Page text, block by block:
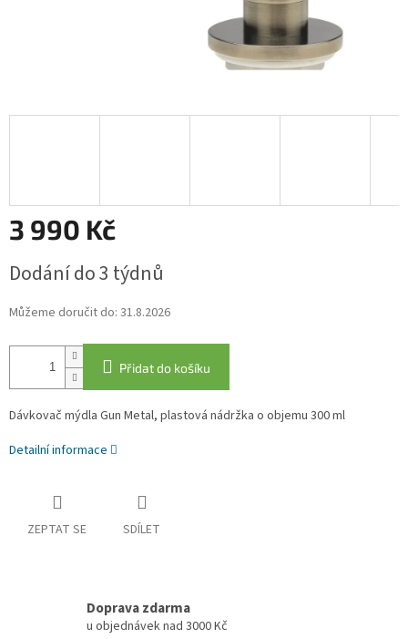
3 990 Kč
cena:
Dodání do 3 týdnů
Můžeme doručit do: 31.8.2026
Přidat do košíku
Dávkovač mýdla Gun Metal, plastová nádržka o objemu 300 ml
Detailní informace
ZEPTAT SE SDÍLET
Doprava zdarma
u objednávek nad 3000 Kč